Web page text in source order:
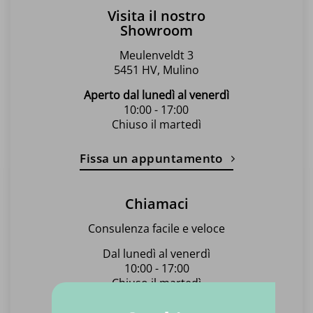
prodotto
Visita il nostro
Showroom
Meulenveldt 3
5451 HV, Mulino
Aperto dal lunedì al venerdì
10:00 - 17:00
Chiuso il martedì
Fissa un appuntamento
Chiamaci
Consulenza facile e veloce
Dal lunedì al venerdì
10:00 - 17:00
Chiuso il martedì